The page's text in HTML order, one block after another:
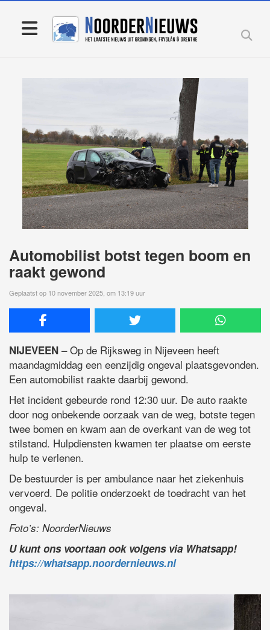
Automobilist botst tegen boom en
raakt gewond
Geplaatst op 10 november 2025, om 13:19 uur
NIJEVEEN – Op de Rijksweg in Nijeveen heeft
maandagmiddag een eenzijdig ongeval plaatsgevonden.
Een automobilist raakte daarbij gewond.
Het incident gebeurde rond 12:30 uur. De auto raakte
door nog onbekende oorzaak van de weg, botste tegen
twee bomen en kwam aan de overkant van de weg tot
stilstand. Hulpdiensten kwamen ter plaatse om eerste
hulp te verlenen.
De bestuurder is per ambulance naar het ziekenhuis
vervoerd. De politie onderzoekt de toedracht van het
ongeval.
Foto’s: NoorderNieuws
U kunt ons voortaan ook volgens via Whatsapp!
https://whatsapp.noordernieuws.nl